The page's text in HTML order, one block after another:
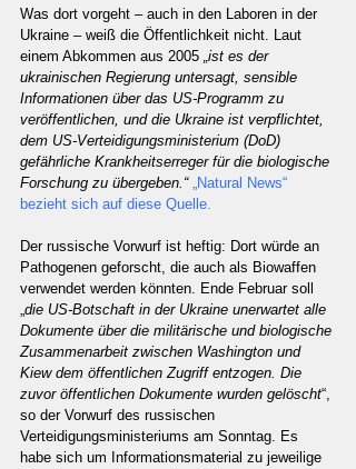
Was dort vorgeht – auch in den Laboren in der
Ukraine – weiß die Öffentlichkeit nicht. Laut
einem Abkommen aus 2005 „ist es der
ukrainischen Regierung untersagt, sensible
Informationen über das US-Programm zu
veröffentlichen, und die Ukraine ist verpflichtet,
dem US-Verteidigungsministerium (DoD)
gefährliche Krankheitserreger für die biologische
Forschung zu übergeben.“ „Natural News“
bezieht sich auf diese Quelle.
Der russische Vorwurf ist heftig: Dort würde an
Pathogenen geforscht, die auch als Biowaffen
verwendet werden könnten. Ende Februar soll
„die US-Botschaft in der Ukraine unerwartet alle
Dokumente über die militärische und biologische
Zusammenarbeit zwischen Washington und
Kiew dem öffentlichen Zugriff entzogen. Die
zuvor öffentlichen Dokumente wurden gelöscht“,
so der Vorwurf des russischen
Verteidigungsministeriums am Sonntag. Es
habe sich um Informationsmaterial zu jeweilige